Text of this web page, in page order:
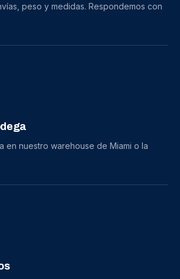
peso y medidas. Respondemos con
en nuestro warehouse de Miami o la